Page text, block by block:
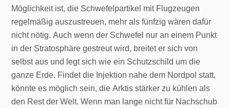
Möglichkeit ist, die Schwefelpartikel mit Flugzeugen
regelmäßig auszustreuen, mehr als fünfzig wären dafür
nicht nötig. Auch wenn der Schwefel nur an einem Punkt
in der Stratosphäre gestreut wird, breitet er sich von
selbst aus und legt sich wie ein Schutzschild um die
ganze Erde. Findet die Injektion nahe dem Nordpol statt,
könnte es möglich sein, die Arktis stärker zu kühlen als
den Rest der Welt. Wenn man lange nicht für Nachschub